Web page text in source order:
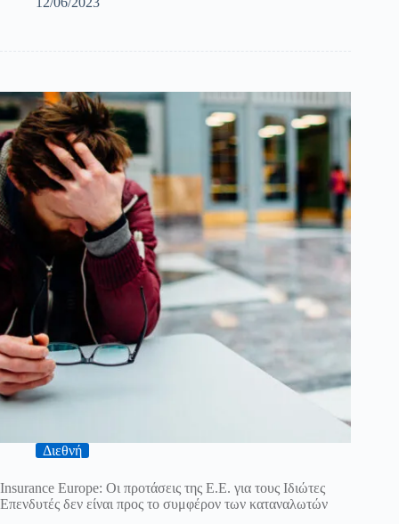
Διεθνή
Insurance Europe: Οι προτάσεις της Ε.Ε. για τους Ιδιώτες
Επενδυτές δεν είναι προς το συμφέρον των καταναλωτών